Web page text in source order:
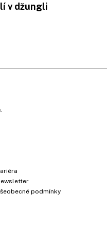
v džungli
podmínky